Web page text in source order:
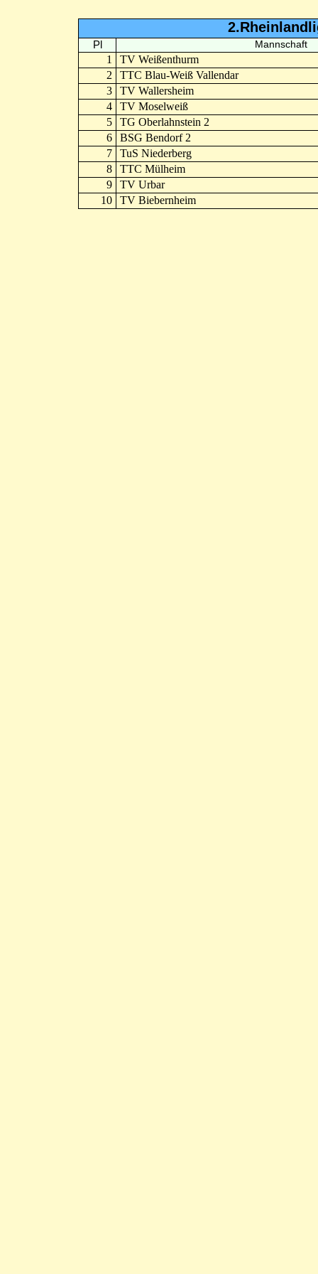
Pl Mannschaft
1
TV Weißenthurm
2
TTC Blau-Weiß Vallendar
3
TV Wallersheim
4
TV Moselweiß
5
TG Oberlahnstein 2
6
BSG Bendorf 2
7
TuS Niederberg
8
TTC Mülheim
9
TV Urbar
10
TV Biebernheim